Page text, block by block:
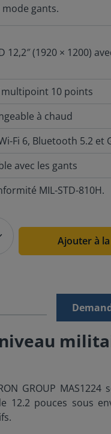
gants.
12,2″ (1920 × 1200)
10 points
à chaud
Fi 6, Bluetooth 5.2 et
avec les gants
MIL-STD-810H.
Ajouter à
GROUP
pouces sous